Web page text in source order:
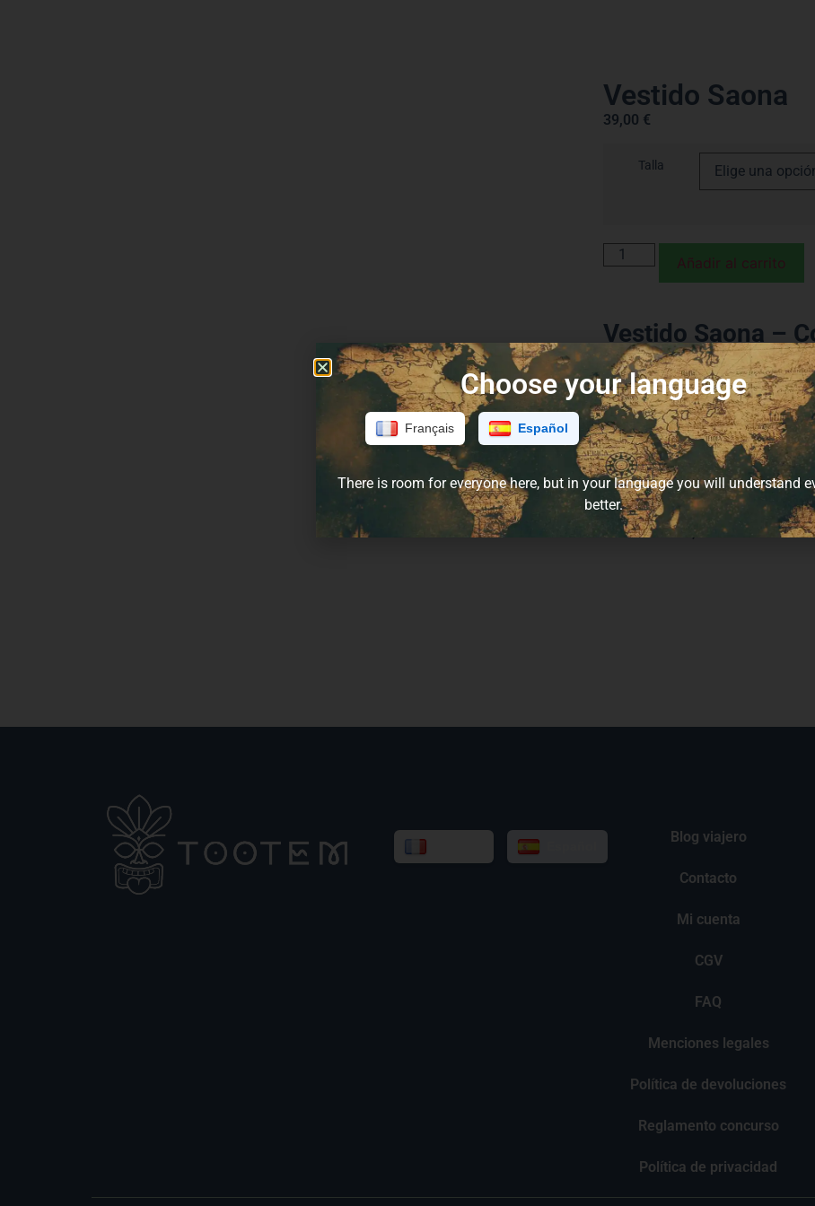
Vestido Saona
39,00 €
Talla
Añadir al carrito
Vestido Saona –
libertad
Inspirado en la paradisíaca
cómodo como una brisa cálida de
Con un corte suelto, fresco y
que te acompaña con estilo en
Pensado para mujeres que
alma libre.
Fácil de llevar, fácil de amar.
Blog viajero
Contacto
Mi cuenta
CGV
FAQ
Menciones legales
Política de devoluciones
Reglamento concurso
Política de privacidad
Choose your language
Français Español
There is room for everyone here, but in your language you will understand
better.